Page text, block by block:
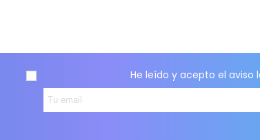
He leído y acepto elaviso